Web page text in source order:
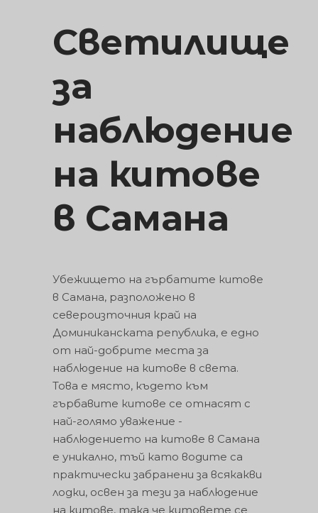
Светилище
за
наблюдение
на китове
в Самана
Убежището на гърбатите китове
в Самана, разположено в
североизточния край на
Доминиканската република, е едно
от най-добрите места за
наблюдение на китове в света.
Това е място, където към
гърбавите китове се отнасят с
най-голямо уважение -
наблюдението на китове в Самана
е уникално, тъй като водите са
практически забранени за всякакви
лодки, освен за тези за наблюдение
на китове, така че китовете се